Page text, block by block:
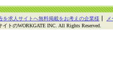
を求人サイトへ無料掲載をお考えの企業様
トのWORKGATE INC. All Rights Reserved.